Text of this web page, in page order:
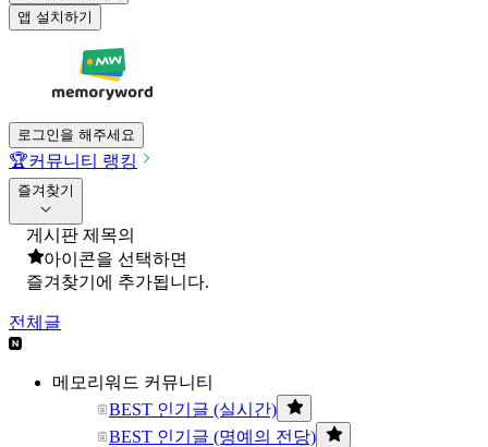
앱 설치하기
로그인을 해주세요
🏆커뮤니티 랭킹
즐겨찾기
게시판 제목의
아이콘을 선택하면
즐겨찾기에 추가됩니다.
전체글
메모리워드 커뮤니티
BEST 인기글 (실시간)
BEST 인기글 (명예의 전당)